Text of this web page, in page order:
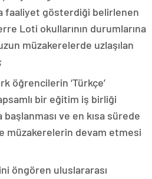
faaliyet gösterdiği belirlenen
Loti okullarının durumlarına
müzakerelerde uzlaşılan
öğrencilerin ‘Türkçe’
bir eğitim iş birliği
başlanması ve en kısa sürede
müzakerelerin devam etmesi
öngören uluslararası